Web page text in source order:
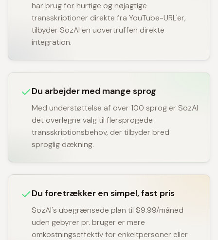
har brug for hurtige og nøjagtige
transskriptioner direkte fra YouTube-URL'er,
tilbyder SozAI en uovertruffen direkte
integration.
Du arbejder med mange sprog
Med understøttelse af over 100 sprog er SozAI
det overlegne valg til flersprogede
transskriptionsbehov, der tilbyder bred
sproglig dækning.
Du foretrækker en simpel, fast pris
SozAI's ubegrænsede plan til $9.99/måned
uden gebyrer pr. bruger er mere
omkostningseffektiv for enkeltpersoner eller